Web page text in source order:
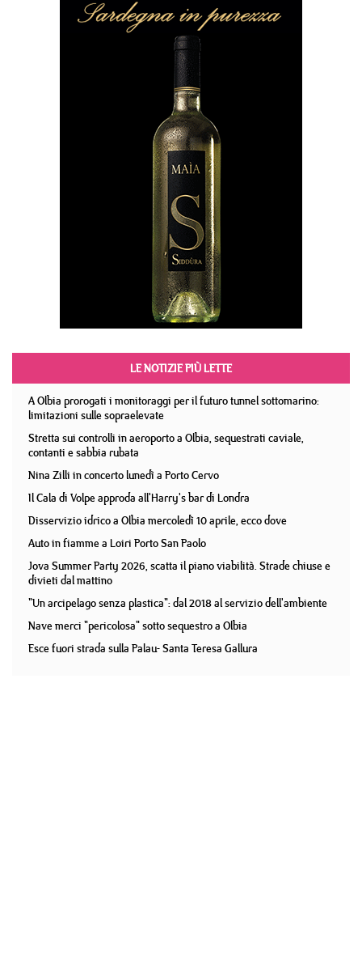
LE NOTIZIE PIÙ LETTE
A Olbia prorogati i monitoraggi per il futuro tunnel sottomarino:
limitazioni sulle sopraelevate
Stretta sui controlli in aeroporto a Olbia, sequestrati caviale,
contanti e sabbia rubata
Nina Zilli in concerto lunedì a Porto Cervo
Il Cala di Volpe approda all'Harry's bar di Londra
Disservizio idrico a Olbia mercoledì 10 aprile, ecco dove
Auto in fiamme a Loiri Porto San Paolo
Jova Summer Party 2026, scatta il piano viabilità. Strade chiuse e
divieti dal mattino
"Un arcipelago senza plastica": dal 2018 al servizio dell'ambiente
Nave merci "pericolosa" sotto sequestro a Olbia
Esce fuori strada sulla Palau- Santa Teresa Gallura